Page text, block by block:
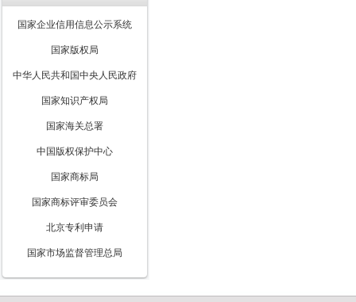
国家企业信用信息公示系统
国家版权局
中华人民共和国中央人民政府
国家知识产权局
国家海关总署
中国版权保护中心
国家商标局
国家商标评审委员会
北京专利申请
国家市场监督管理总局